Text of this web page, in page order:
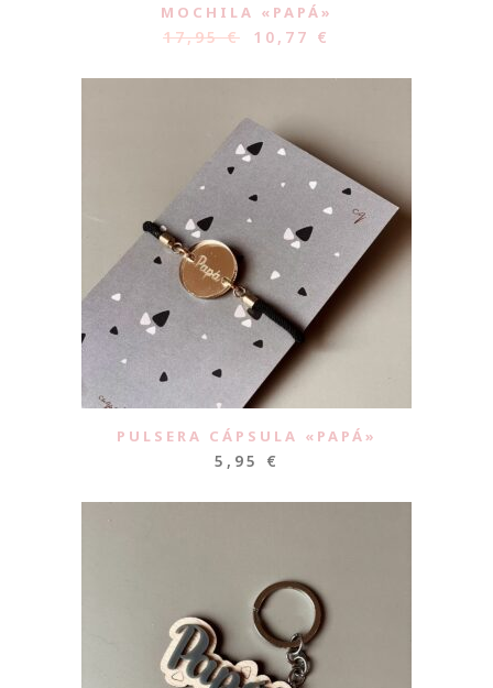
MOCHILA «PAPÁ»
17,95€ 10,77 €
PULSERA CÁPSULA «PAPÁ»
5,95 €